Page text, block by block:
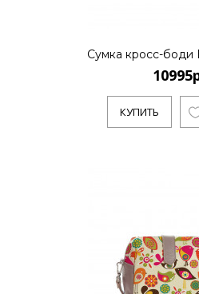
Сумка кросс-боди
КУПИТЬ